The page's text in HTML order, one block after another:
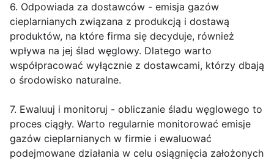
6. Odpowiada za dostawców - emisja gazów
cieplarnianych związana z produkcją i dostawą
produktów, na które firma się decyduje, również
wpływa na jej ślad węglowy. Dlatego warto
współpracować wyłącznie z dostawcami, którzy dbają
o środowisko naturalne.
7. Ewaluuj i monitoruj - obliczanie śladu węglowego to
proces ciągły. Warto regularnie monitorować emisje
gazów cieplarnianych w firmie i ewaluować
podejmowane działania w celu osiągnięcia założonych